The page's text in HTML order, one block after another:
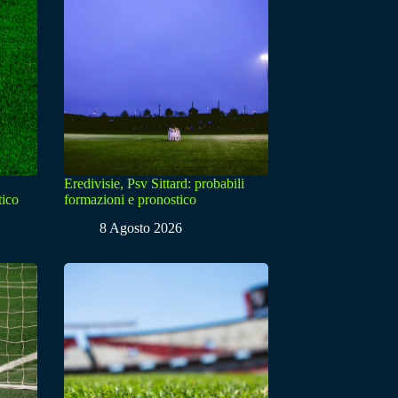
Eredivisie, Psv Sittard: probabili
formazioni e pronostico
8 Agosto 2026